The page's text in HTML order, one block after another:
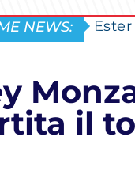
NEWS:
il